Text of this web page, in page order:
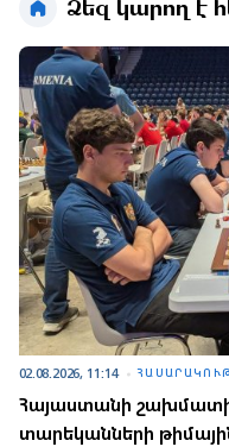
Ձեզ կարող է
02.08.2026, 11:14
Հայաստանի շախմատի
տարեկանների